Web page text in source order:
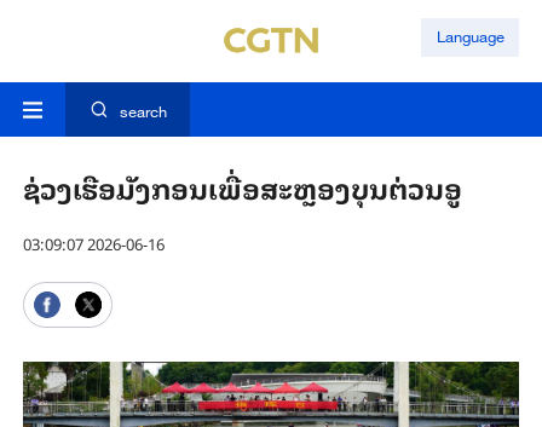
Language
search
ຊ່ວງເຮືອມັງກອນເພື່ອສະຫຼອງບຸນຕ່ວນອູ
03:09:07 2026-06-16